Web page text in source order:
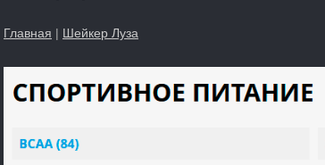
Главная | Шейкер Луза